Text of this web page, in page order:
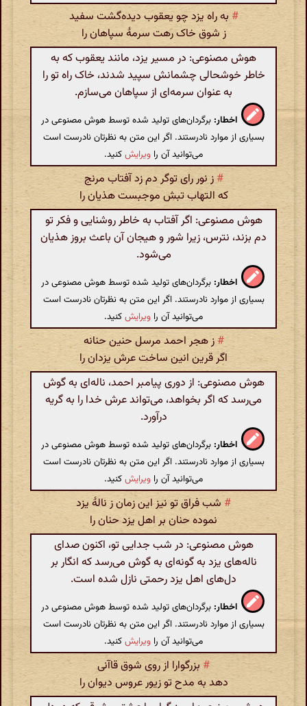
# به راه یزد چو یعقوب دیده‌گشت سفید
ز شوق خاک رهت سرمهٔ سپاهان را
هوش مصنوعی: در مسیر یزد، مانند یعقوب که به
خاطر خوشحالی چشمانش سپید شدند، خاک راه تو را
به عنوان سرمه‌ای از سپاهان می‌سازم.
اخطار: برگردان‌های تولید شده توسط هوش مصنوعی در
بسیاری از موارد نادرستند. اگر این متن به نظرتان نادرست است
می‌توانید آن را ویرایشکنید.
#ز نور رای توگر دم زد آفتاب مرنج
که التهاب تبش موجبست هذیان را
هوش مصنوعی: اگر آفتاب به خاطر روشنایی و فکر تو
دم بزند، نترس، زیرا شور و هیجان آن باعث بروز هذیان
می‌شود.
اخطار: برگردان‌های تولید شده توسط هوش مصنوعی در
بسیاری از موارد نادرستند. اگر این متن به نظرتان نادرست است
می‌توانید آن را ویرایشکنید.
# ز هجر احمد مرسل حنین حنانه
اگر قرین انین ساخت عرش یزدان را
هوش مصنوعی: از دوری پیامبر احمد، ناله‌ای به گوش
می‌رسد که اگر بخواهد، می‌تواند عرش خدا را به گریه
درآورد.
اخطار: برگردان‌های تولید شده توسط هوش مصنوعی در
بسیاری از موارد نادرستند. اگر این متن به نظرتان نادرست است
می‌توانید آن را ویرایشکنید.
# شب فراق تو نیز این زمان ز نالهٔ یزد
نموده حنان بر اهل یزد حنان را
هوش مصنوعی: در شب جدایی تو، اکنون صدای
ناله‌های یزد به گونه‌ای به گوش می‌رسد که انگار بر
دل‌های اهل یزد رحمتی نازل شده است.
اخطار: برگردان‌های تولید شده توسط هوش مصنوعی در
بسیاری از موارد نادرستند. اگر این متن به نظرتان نادرست است
می‌توانید آن را ویرایشکنید.
# بزرگوارا از روی شوق قاآنی
دهد به مدح تو زیور عروس دیوان را